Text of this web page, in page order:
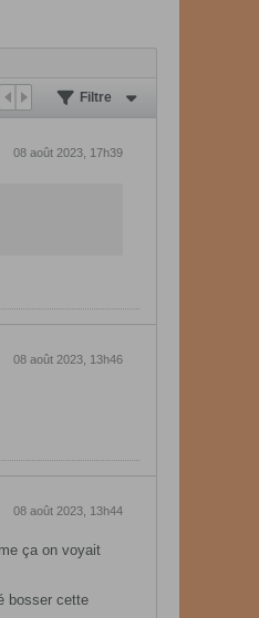
Filtre
08 août 2023, 17h39
08 août 2023, 13h46
08 août 2023, 13h44
ça on voyait
bosser cette